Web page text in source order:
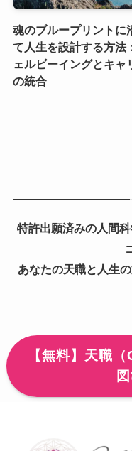
魂のブループリントに
て人生を設計する方法
ェルビーイングとキャ
の統合
特許出願済みの人間
あなたの天職と人生
【無料】天職